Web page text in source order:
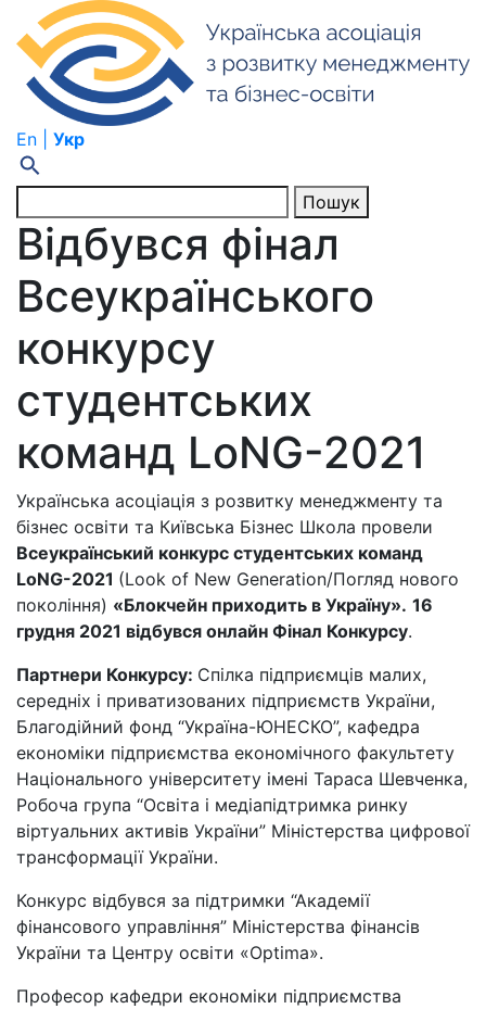
En | Укр
Пошук
Відбувся фінал
Всеукраїнського
конкурсу
студентських
команд LoNG-2021
Українська асоціація з розвитку менеджменту та
бізнес освіти та Київська Бізнес Школа провели
Всеукраїнський конкурс студентських команд
LoNG-2021 (Look of New Generation/Погляд нового
покоління) «Блокчейн приходить в Україну». 16
грудня 2021 відбувся онлайн Фінал Конкурсу.
Партнери Конкурсу: Спілка підприємців малих,
середніх і приватизованих підприємств України,
Благодійний фонд “Україна-ЮНЕСКО”, кафедра
економіки підприємства економічного факультету
Національного університету імені Тараса Шевченка,
Робоча група “Освіта і медіапідтримка ринку
віртуальних активів України” Міністерства цифрової
трансформації України.
Конкурс відбувся за підтримки “Академії
фінансового управління” Міністерства фінансів
України та Центру освіти «Optima».
Професор кафедри економіки підприємства